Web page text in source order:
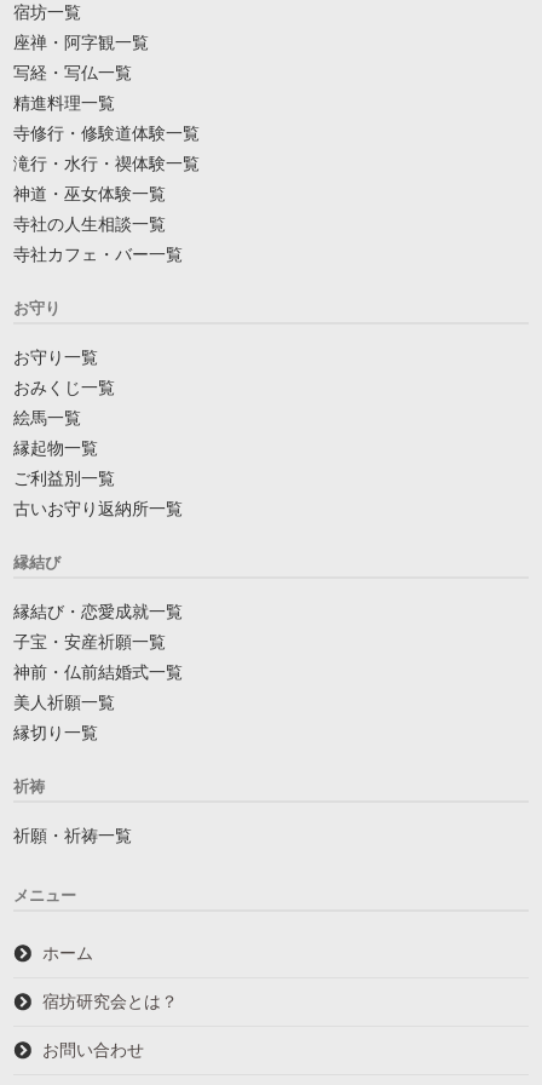
宿坊一覧
座禅・阿字観一覧
写経・写仏一覧
精進料理一覧
寺修行・修験道体験一覧
滝行・水行・禊体験一覧
神道・巫女体験一覧
寺社の人生相談一覧
寺社カフェ・バー一覧
お守り
お守り一覧
おみくじ一覧
絵馬一覧
縁起物一覧
ご利益別一覧
古いお守り返納所一覧
縁結び
縁結び・恋愛成就一覧
子宝・安産祈願一覧
神前・仏前結婚式一覧
美人祈願一覧
縁切り一覧
祈祷
祈願・祈祷一覧
メニュー
ホーム
宿坊研究会とは？
お問い合わせ